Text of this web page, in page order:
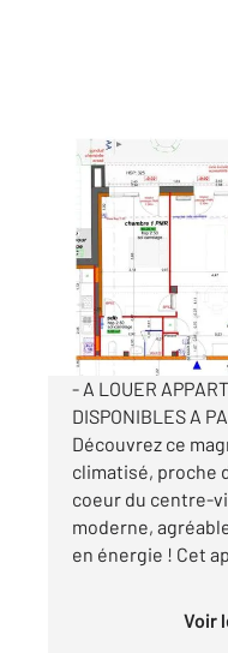
CHATEAUROUX 36
89,85 m2, 3 pièces
Ref : 10182
Appartement
1 075 €
par mois charges
- A LOUER
DISPONIBLES A
Découvrez ce
climatisé, proche
coeur du centre-
moderne,
en énergie ! Cet